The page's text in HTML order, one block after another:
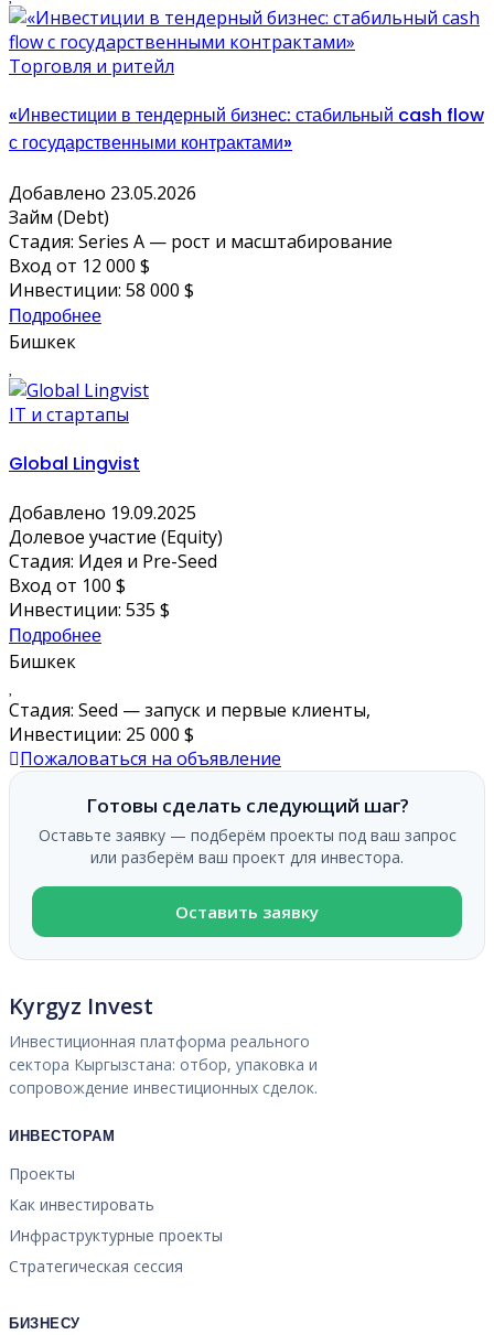
Торговля и ритейл
«Инвестиции в тендерный бизнес: стабильный cash flow
с государственными контрактами»
Добавлено 23.05.2026
Займ (Debt)
Стадия: Series A — рост и масштабирование
Вход от 12 000 $
Инвестиции: 58 000 $
Подробнее
Бишкек
IT и стартапы
Global Lingvist
Добавлено 19.09.2025
Долевое участие (Equity)
Стадия: Идея и Pre-Seed
Вход от 100 $
Инвестиции: 535 $
Подробнее
Бишкек
Стадия: Seed — запуск и первые клиенты,
Инвестиции: 25 000 $
Пожаловаться на объявление
Готовы сделать следующий шаг?
Оставьте заявку — подберём проекты под ваш запрос
или разберём ваш проект для инвестора.
Оставить заявку
Kyrgyz Invest
Инвестиционная платформа реального
сектора Кыргызстана: отбор, упаковка и
сопровождение инвестиционных сделок.
ИНВЕСТОРАМ
Проекты
Как инвестировать
Инфраструктурные проекты
Стратегическая сессия
БИЗНЕСУ